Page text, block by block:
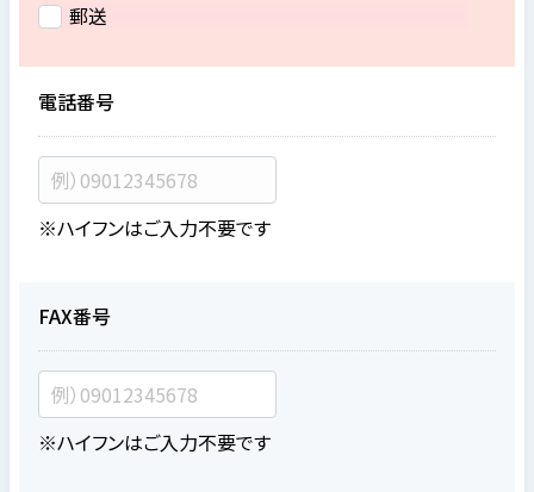
郵送
電話番号
※ハイフンはご入力不要です
FAX番号
※ハイフンはご入力不要です